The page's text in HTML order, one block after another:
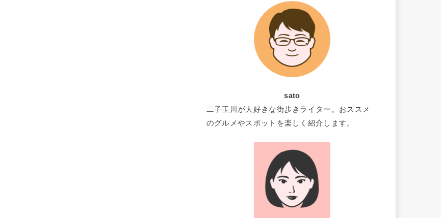
sato
二子玉川が大好きな街歩きライター。おススメ
のグルメやスポットを楽しく紹介します。